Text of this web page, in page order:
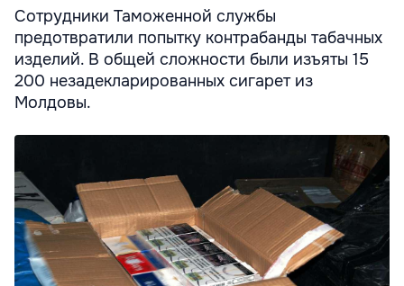
Сотрудники Таможенной службы
предотвратили попытку контрабанды табачных
изделий. В общей сложности были изъяты 15
200 незадекларированных сигарет из
Молдовы.